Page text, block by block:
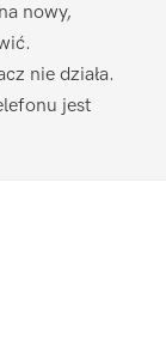
nowy,
nie działa.
jest